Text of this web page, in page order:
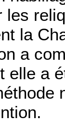
les
la
a
elle a